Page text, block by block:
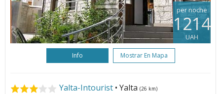
per noche
1214
UAH
Info Mostrar En Mapa
Yalta-Intourist • Yalta (26 km)